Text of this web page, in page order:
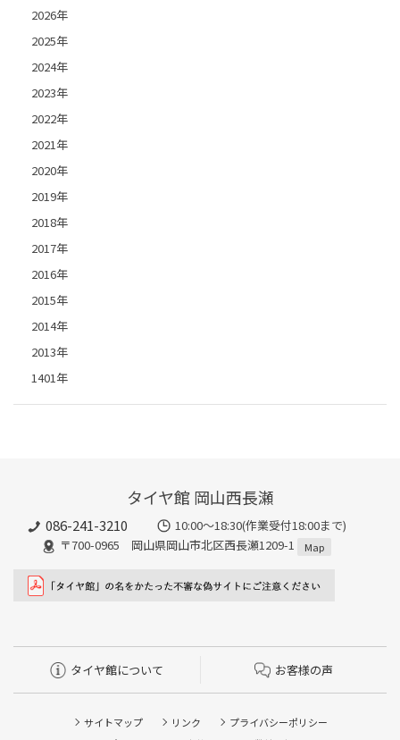
2026年
2025年
2024年
2023年
2022年
2021年
2020年
2019年
2018年
2017年
2016年
2015年
2014年
2013年
1401年
タイヤ館 岡山西長瀬
086-241-3210
10:00〜18:30(作業受付18:00まで)
〒700-0965 岡山県岡山市北区西長瀬1209-1
Map
タイヤ館について お客様の声
サイトマップ リンク
プライバシーポリシー